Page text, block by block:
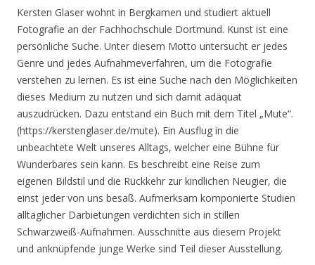
Kersten Glaser wohnt in Bergkamen und studiert aktuell
Fotografie an der Fachhochschule Dortmund. Kunst ist eine
persönliche Suche. Unter diesem Motto untersucht er jedes
Genre und jedes Aufnahmeverfahren, um die Fotografie
verstehen zu lernen. Es ist eine Suche nach den Möglichkeiten
dieses Medium zu nutzen und sich damit adäquat
auszudrücken. Dazu entstand ein Buch mit dem Titel „Mute“.
(https://kerstenglaser.de/mute). Ein Ausflug in die
unbeachtete Welt unseres Alltags, welcher eine Bühne für
Wunderbares sein kann. Es beschreibt eine Reise zum
eigenen Bildstil und die Rückkehr zur kindlichen Neugier, die
einst jeder von uns besaß. Aufmerksam komponierte Studien
alltäglicher Darbietungen verdichten sich in stillen
Schwarzweiß-Aufnahmen. Ausschnitte aus diesem Projekt
und anknüpfende junge Werke sind Teil dieser Ausstellung.